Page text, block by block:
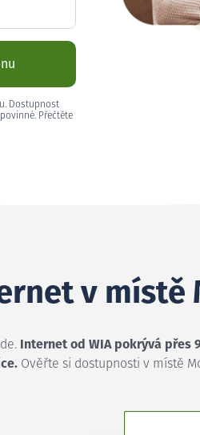
Dostupnost
Přečtěte
v místě
Internet od WIA pokrývá přes
Ověřte si dostupnosti v místě